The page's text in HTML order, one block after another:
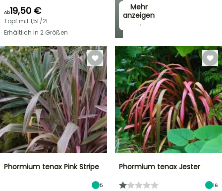
Mehr
anzeigen
→
Ab19,50 €
Topf mit 1,5L/2L
Erhältlich in 2 Größen
Phormium tenax Pink Stripe
5
Phormium tenax Jester
16